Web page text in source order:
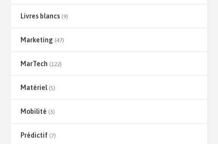
Livres blancs (9)
Marketing (47)
MarTech (122)
Matériel(5)
Mobilité (3)
Prédictif (7)